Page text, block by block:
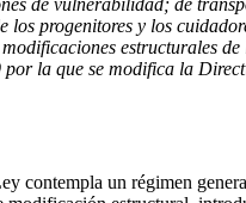
de vulnerabilidad; de
progenitores y los
estructurales de
la que se modifica la
un régimen